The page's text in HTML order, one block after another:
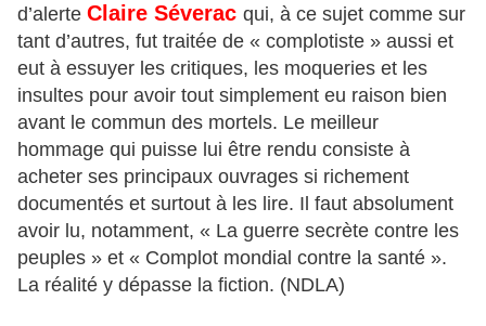
d’alerte Claire Séverac qui, à ce sujet comme sur
tant d’autres, fut traitée de « complotiste » aussi et
eut à essuyer les critiques, les moqueries et les
insultes pour avoir tout simplement eu raison bien
avant le commun des mortels. Le meilleur
hommage qui puisse lui être rendu consiste à
acheter ses principaux ouvrages si richement
documentés et surtout à les lire. Il faut absolument
avoir lu, notamment, « La guerre secrète contre les
peuples » et « Complot mondial contre la santé ».
La réalité y dépasse la fiction. (NDLA)